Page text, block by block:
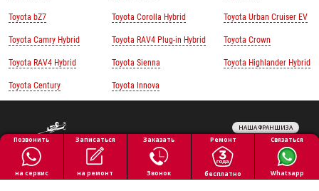
Toyota bZ7
Toyota Camry Hybrid
Toyota RAV4 Hybrid
Toyota Century
Toyota Corolla Hybrid
Toyota RAV4 Plug-in Hybrid
Toyota Sienna
Toyota Innova
Toyota Urban Cruiser EV
Toyota Crown
Toyota Highlander Hybrid
НАША ФРАНШИЗА
Обработка персональных данных
Политика конфиденциальности
Полезная информация
Все права защищены © 2026 АВТОПИЛОТ
Позвонить
на сервис
Записаться
на ремонт
Заказать
Звонок
Ремонт
бесплатно
Связаться
Whatsapp